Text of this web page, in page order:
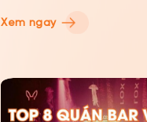
Xem ngay